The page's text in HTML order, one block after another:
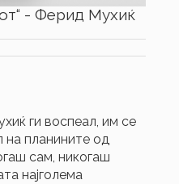
- Ферид Мухиќ
ги воспеал, им се
на планините од
сам, никогаш
најголема